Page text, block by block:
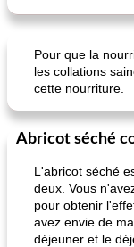
Pour que la
les collations
cette nourriture.
Abricot séché
L'abricot séché
deux. Vous
pour obtenir
avez envie de
déjeuner et le